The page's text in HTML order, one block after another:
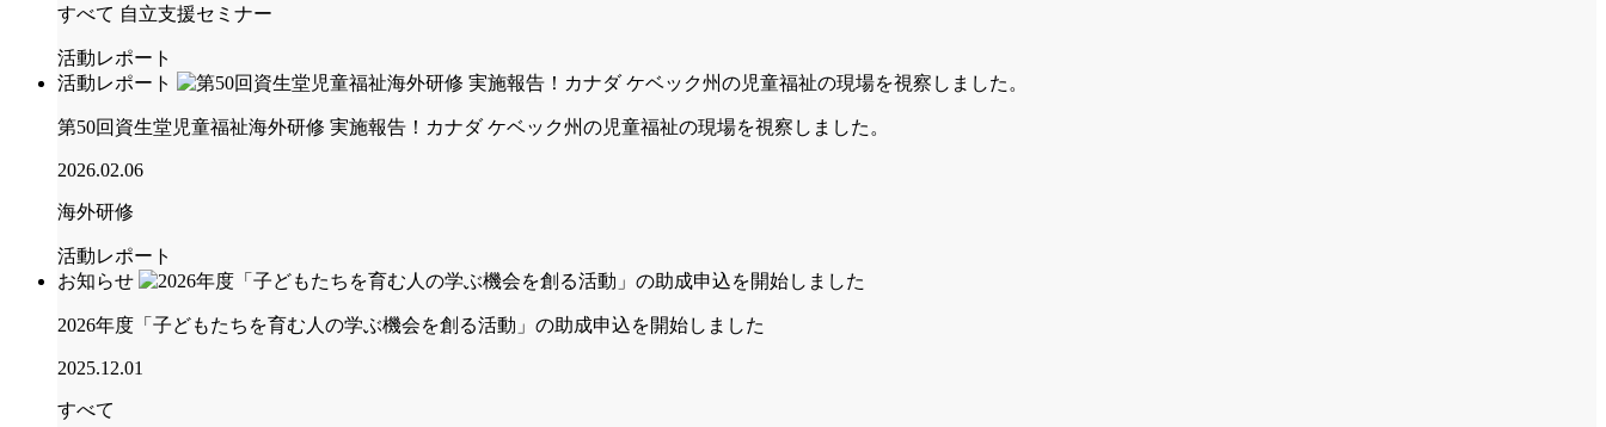
すべて 自立支援セミナー
活動レポート
活動レポート
第50回資生堂児童福祉海外研修 実施報告！カナダ ケベック州の児童福祉の現場を視察しました。
2026.02.06
海外研修
活動レポート
お知らせ
2026年度「子どもたちを育む人の学ぶ機会を創る活動」の助成申込を開始しました
2025.12.01
すべて